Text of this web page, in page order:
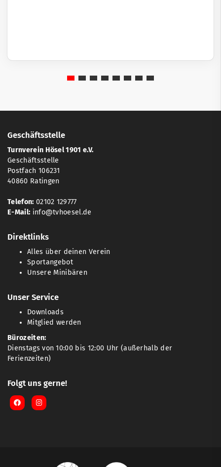
Geschäftsstelle
Turnverein Hösel 1901 e.V.
Geschäftsstelle
Postfach 106231
40860 Ratingen
Telefon: 02102 129777
E-Mail: info@tvhoesel.de
Direktlinks
Alles über deinen Verein
Sportangebot
Unsere Minibären
Unser Service
Downloads
Mitglied werden
Bürozeiten:
Dienstags von 10:00 bis 12:00 Uhr (außerhalb der
Ferienzeiten)
Folgt uns gerne!